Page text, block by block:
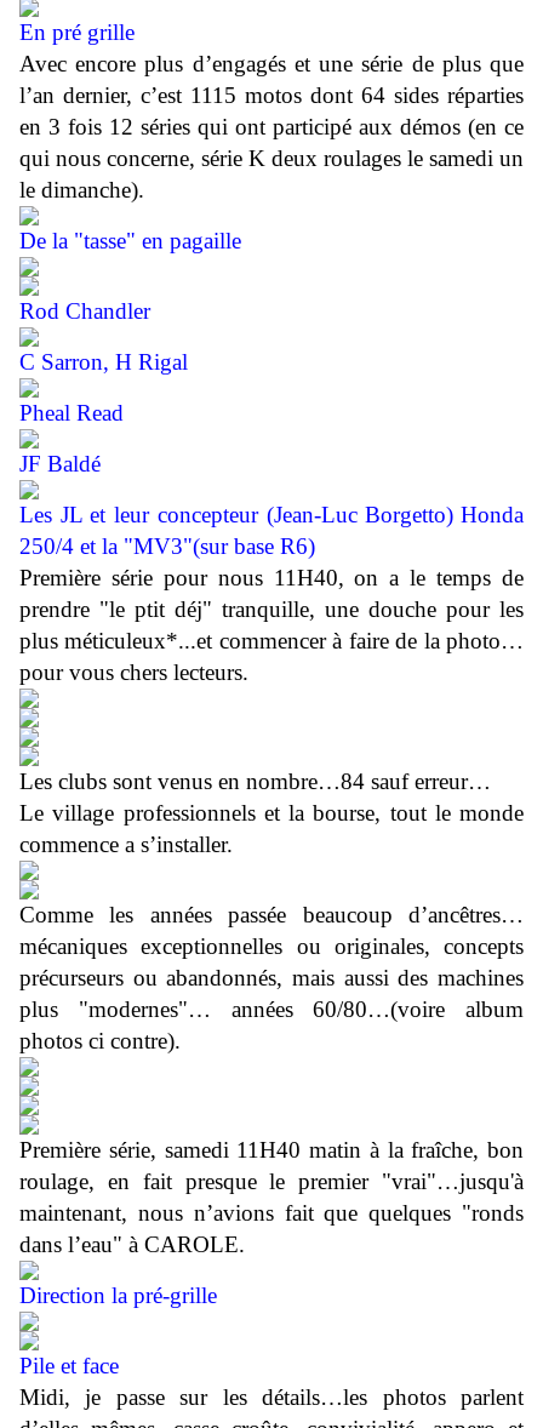
En pré grille
Avec encore plus d’engagés et une série de plus que
l’an dernier, c’est 1115 motos dont 64 sides réparties
en 3 fois 12 séries qui ont participé aux démos (en ce
qui nous concerne, série K deux roulages le samedi un
le dimanche).
De la "tasse" en pagaille
Rod Chandler
C Sarron, H Rigal
Pheal Read
JF Baldé
Les JL et leur concepteur (Jean-Luc Borgetto) Honda
250/4 et la "MV3"(sur base R6)
Première série pour nous 11H40, on a le temps de
prendre "le ptit déj" tranquille, une douche pour les
plus méticuleux*...et commencer à faire de la photo…
pour vous chers lecteurs.
Les clubs sont venus en nombre…84 sauf erreur…
Le village professionnels et la bourse, tout le monde
commence a s’installer.
Comme les années passée beaucoup d’ancêtres…
mécaniques exceptionnelles ou originales, concepts
précurseurs ou abandonnés, mais aussi des machines
plus "modernes"… années 60/80…(voire album
photos ci contre).
Première série, samedi 11H40 matin à la fraîche, bon
roulage, en fait presque le premier "vrai"…jusqu'à
maintenant, nous n’avions fait que quelques "ronds
dans l’eau" à CAROLE.
Direction la pré-grille
Pile et face
Midi, je passe sur les détails…les photos parlent